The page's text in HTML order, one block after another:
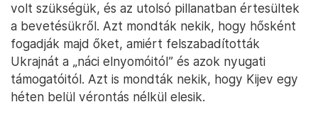
volt szükségük, és az utolsó pillanatban értesültek
a bevetésükről. Azt mondták nekik, hogy hősként
fogadják majd őket, amiért felszabadították
Ukrajnát a „náci elnyomóitól” és azok nyugati
támogatóitól. Azt is mondták nekik, hogy Kijev egy
héten belül vérontás nélkül elesik.